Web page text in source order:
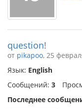
question!
от pikapoo, 25
Язык: English
Сообщений: 3
Последнее